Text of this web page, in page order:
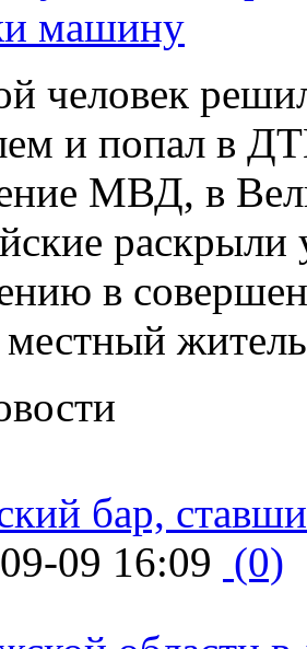
машину
человек
и попал в
МВД, в
в
местный
бар,
09 16:09 (0)